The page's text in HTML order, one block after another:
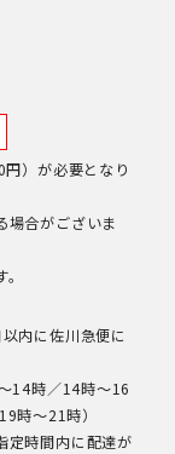
）が必要となり
場合がございま
内に佐川急便に
14時／14時～16
時～21時）
定時間内に配達が